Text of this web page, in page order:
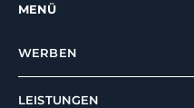
MENÜ
WERBEN
LEISTUNGEN